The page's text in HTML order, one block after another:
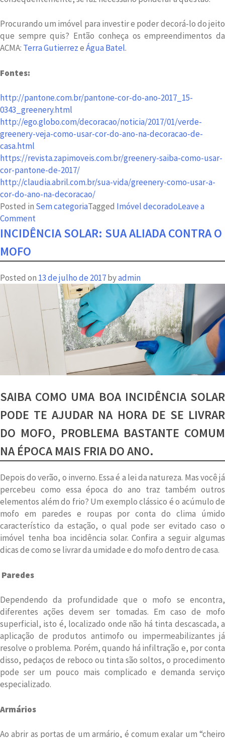
Procurando um imóvel para investir e poder decorá-lo do jeito
que sempre quis? Então conheça os empreendimentos da
ACMA: Terra GutierrezeÁgua Batel.
Fontes:
http://pantone.com.br/pantone-cor-do-ano-2017_15-
0343_greenery.html
http://ego.globo.com/decoracao/noticia/2017/01/verde-
greenery-veja-como-usar-cor-do-ano-na-decoracao-de-
casa.html
https://revista.zapimoveis.com.br/greenery-saiba-como-usar-
cor-pantone-de-2017/
http://claudia.abril.com.br/sua-vida/greenery-como-usar-a-
cor-do-ano-na-decoracao/
Posted in Sem categoriaTagged Imóvel decoradoLeave a
Comment
Imóvel
do
ano:
Greenery
INCIDÊNCIA SOLAR: SUA ALIADA CONTRA O
MOFO
Posted on 13 de julho de 2017byadmin
SAIBA COMO UMA BOA INCIDÊNCIA SOLAR
PODE TE AJUDAR NA HORA DE SE LIVRAR
DO MOFO, PROBLEMA BASTANTE COMUM
NA ÉPOCA MAIS FRIA DO ANO.
Depois do verão, o inverno. Essa é a lei da natureza. Mas você já
percebeu como essa época do ano traz também outros
elementos além do frio? Um exemplo clássico é o acúmulo de
mofo em paredes e roupas por conta do clima úmido
característico da estação, o qual pode ser evitado caso o
imóvel tenha boa incidência solar. Confira a seguir algumas
dicas de como se livrar da umidade e do mofo dentro de casa.
Paredes
Dependendo da profundidade que o mofo se encontra,
diferentes ações devem ser tomadas. Em caso de mofo
superficial, isto é, localizado onde não há tinta descascada, a
aplicação de produtos antimofo ou impermeabilizantes já
resolve o problema. Porém, quando há infiltração e, por conta
disso, pedaços de reboco ou tinta são soltos, o procedimento
pode ser um pouco mais complicado e demanda serviço
especializado.
Armários
Ao abrir as portas de um armário, é comum exalar um “cheiro